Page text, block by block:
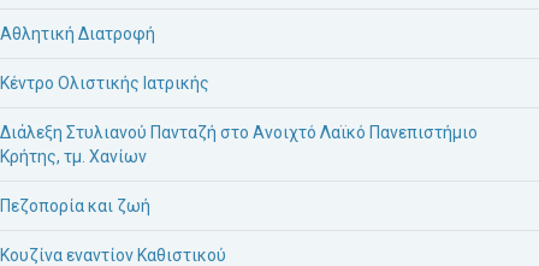
Αθλητική Διατροφή
Κέντρο Ολιστικής Ιατρικής
Διάλεξη Στυλιανού Πανταζή στο Ανοιχτό Λαϊκό Πανεπιστήμιο
Κρήτης, τμ. Χανίων
Πεζοπορία και ζωή
Κουζίνα εναντίον Καθιστικού